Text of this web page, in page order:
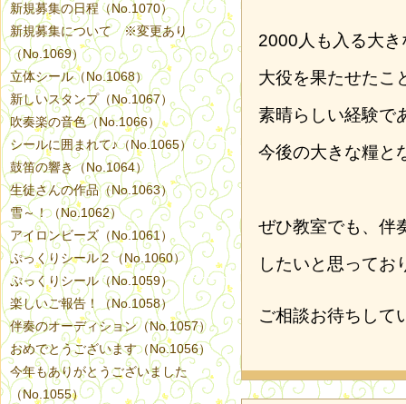
2000人も入る大
大役を果たせたこ
素晴らしい経験で
今後の大きな糧と
ぜひ教室でも、伴
したいと思ってお
ご相談お待ちして
新規募集の日程（No.1070）
新規募集について ※変更あり
（No.1069）
立体シール（No.1068）
新しいスタンプ（No.1067）
吹奏楽の音色（No.1066）
シールに囲まれて♪（No.1065）
鼓笛の響き（No.1064）
生徒さんの作品（No.1063）
雪～！（No.1062）
アイロンビーズ（No.1061）
ぷっくりシール２（No.1060）
ぷっくりシール（No.1059）
楽しいご報告！（No.1058）
伴奏のオーディション（No.1057）
おめでとうございます（No.1056）
今年もありがとうございました
（No.1055）